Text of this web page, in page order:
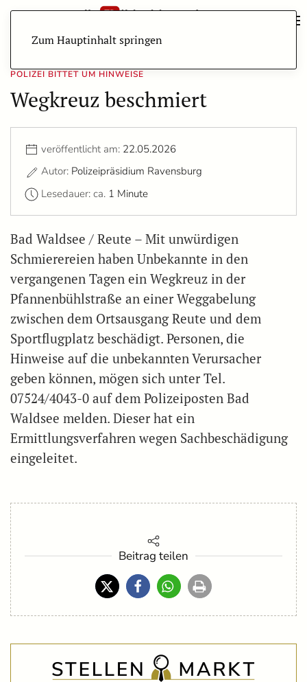
Zum Hauptinhalt springen
POLIZEI BITTET UM HINWEISE
Wegkreuz beschmiert
veröffentlicht am: 22.05.2026
Autor: Polizeipräsidium Ravensburg
Lesedauer: ca. 1 Minute
Bad Waldsee / Reute – Mit unwürdigen
Schmierereien haben Unbekannte in den
vergangenen Tagen ein Wegkreuz in der
Pfannenbühlstraße an einer Weggabelung
zwischen dem Ortsausgang Reute und dem
Sportflugplatz beschädigt. Personen, die
Hinweise auf die unbekannten Verursacher
geben können, mögen sich unter Tel.
07524/4043-0 auf dem Polizeiposten Bad
Waldsee melden. Dieser hat ein
Ermittlungsverfahren wegen Sachbeschädigung
eingeleitet.
Beitrag teilen